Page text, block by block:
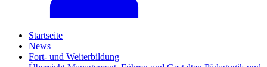
Startseite
News
Fort- und Weiterbildung